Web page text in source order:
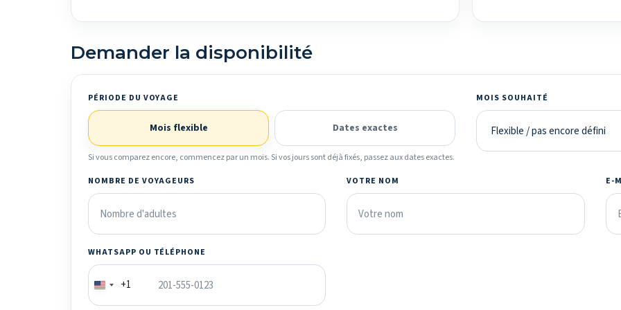
Demander la disponibilité
PÉRIODE DU VOYAGE
Mois flexible Dates exactes
Si vous comparez encore, commencez par un mois. Si vos jours sont déjà fixés, passez aux dates exactes.
MOIS SOUHAITÉ
NOMBRE DE VOYAGEURS VOTRE NOM E-
WHATSAPP OU TÉLÉPHONE
+1